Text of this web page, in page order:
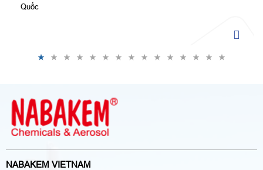
Quốc
NABAKEM VIETNAM